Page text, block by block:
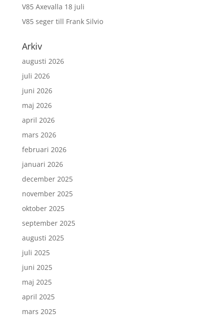
V85 Axevalla 18 juli
V85 seger till Frank Silvio
Arkiv
augusti 2026
juli 2026
juni 2026
maj 2026
april 2026
mars 2026
februari 2026
januari 2026
december 2025
november 2025
oktober 2025
september 2025
augusti 2025
juli 2025
juni 2025
maj 2025
april 2025
mars 2025